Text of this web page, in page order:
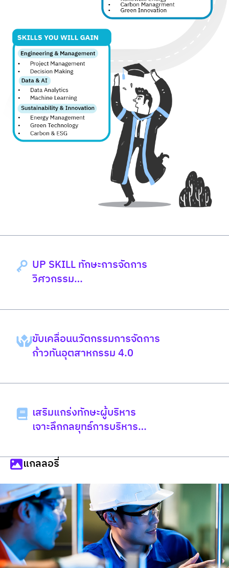
UP SKILL ทักษะการจัดการ
วิศวกรรม
ขับเคลื่อนนวัตกรรมการจัดการ
ก้าวทันอุตสาหกรรม 4.0
เสริมแกร่งทักษะผู้บริหาร
เจาะลึกกลยุทธ์การบริหาร
แกลลอรี่